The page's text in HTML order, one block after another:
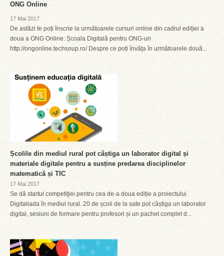
ONG Online
17 Mai 2017
De astăzi te poți înscrie la următoarele cursuri online din cadrul ediției a
doua a ONG Online: Școala Digitală pentru ONG-uri
http://ongonline.techsoup.ro/ Despre ce poți învăța în următoarele două...
Școlile din mediul rural pot câștiga un laborator digital și
materiale digitale pentru a susține predarea disciplinelor
matematică și TIC
17 Mai 2017
Se dă startul competiţiei pentru cea de-a doua ediție a proiectului
Digitaliada în mediul rural. 20 de școli de la sate pot câștiga un laborator
digital, sesiuni de formare pentru profesori și un pachet complet d...